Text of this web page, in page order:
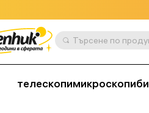
телескопимикроскопи